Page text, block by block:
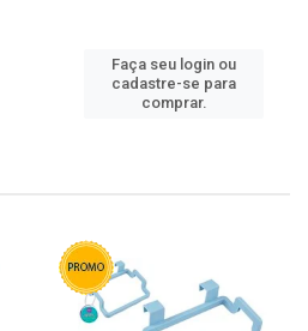
Faça seu login ou
cadastre-se para
comprar.